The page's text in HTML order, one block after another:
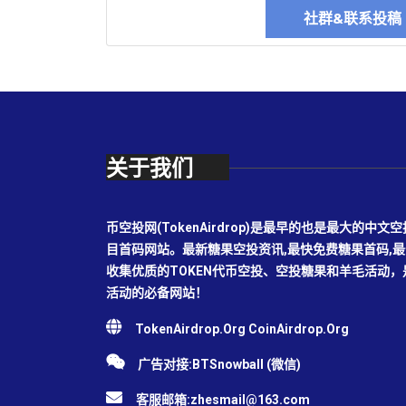
社群&联系投
关于我们
币空投网(TokenAirdrop)是最早的也是最大的中文
目首码网站。最新糖果空投资讯,最快免费糖果首码,
收集优质的TOKEN代币空投、空投糖果和羊毛活动
活动的必备网站！
TokenAirdrop.Org CoinAirdrop.Org
广告对接:BTSnowball (微信)
客服邮箱:zhesmail@163.com